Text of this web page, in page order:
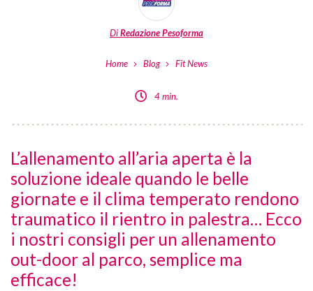
DiRedazione Pesoforma
Home Blog Fit News
4 min.
L’allenamento all’aria aperta è la
soluzione ideale quando le belle
giornate e il clima temperato rendono
traumatico il rientro in palestra… Ecco
i nostri consigli per un allenamento
out-door al parco, semplice ma
efficace!